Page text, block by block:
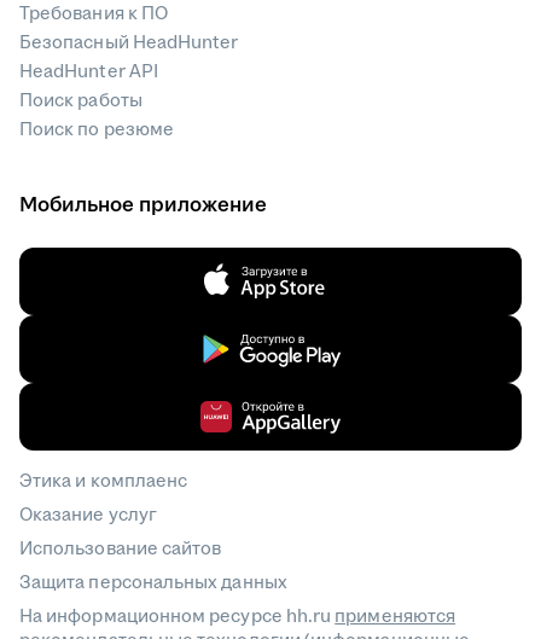
Требования к ПО
Безопасный HeadHunter
HeadHunter API
Поиск работы
Поиск по резюме
Мобильное приложение
Этика и комплаенс
Оказание услуг
Использование сайтов
Защита персональных данных
На информационном ресурсе hh.ru применяются